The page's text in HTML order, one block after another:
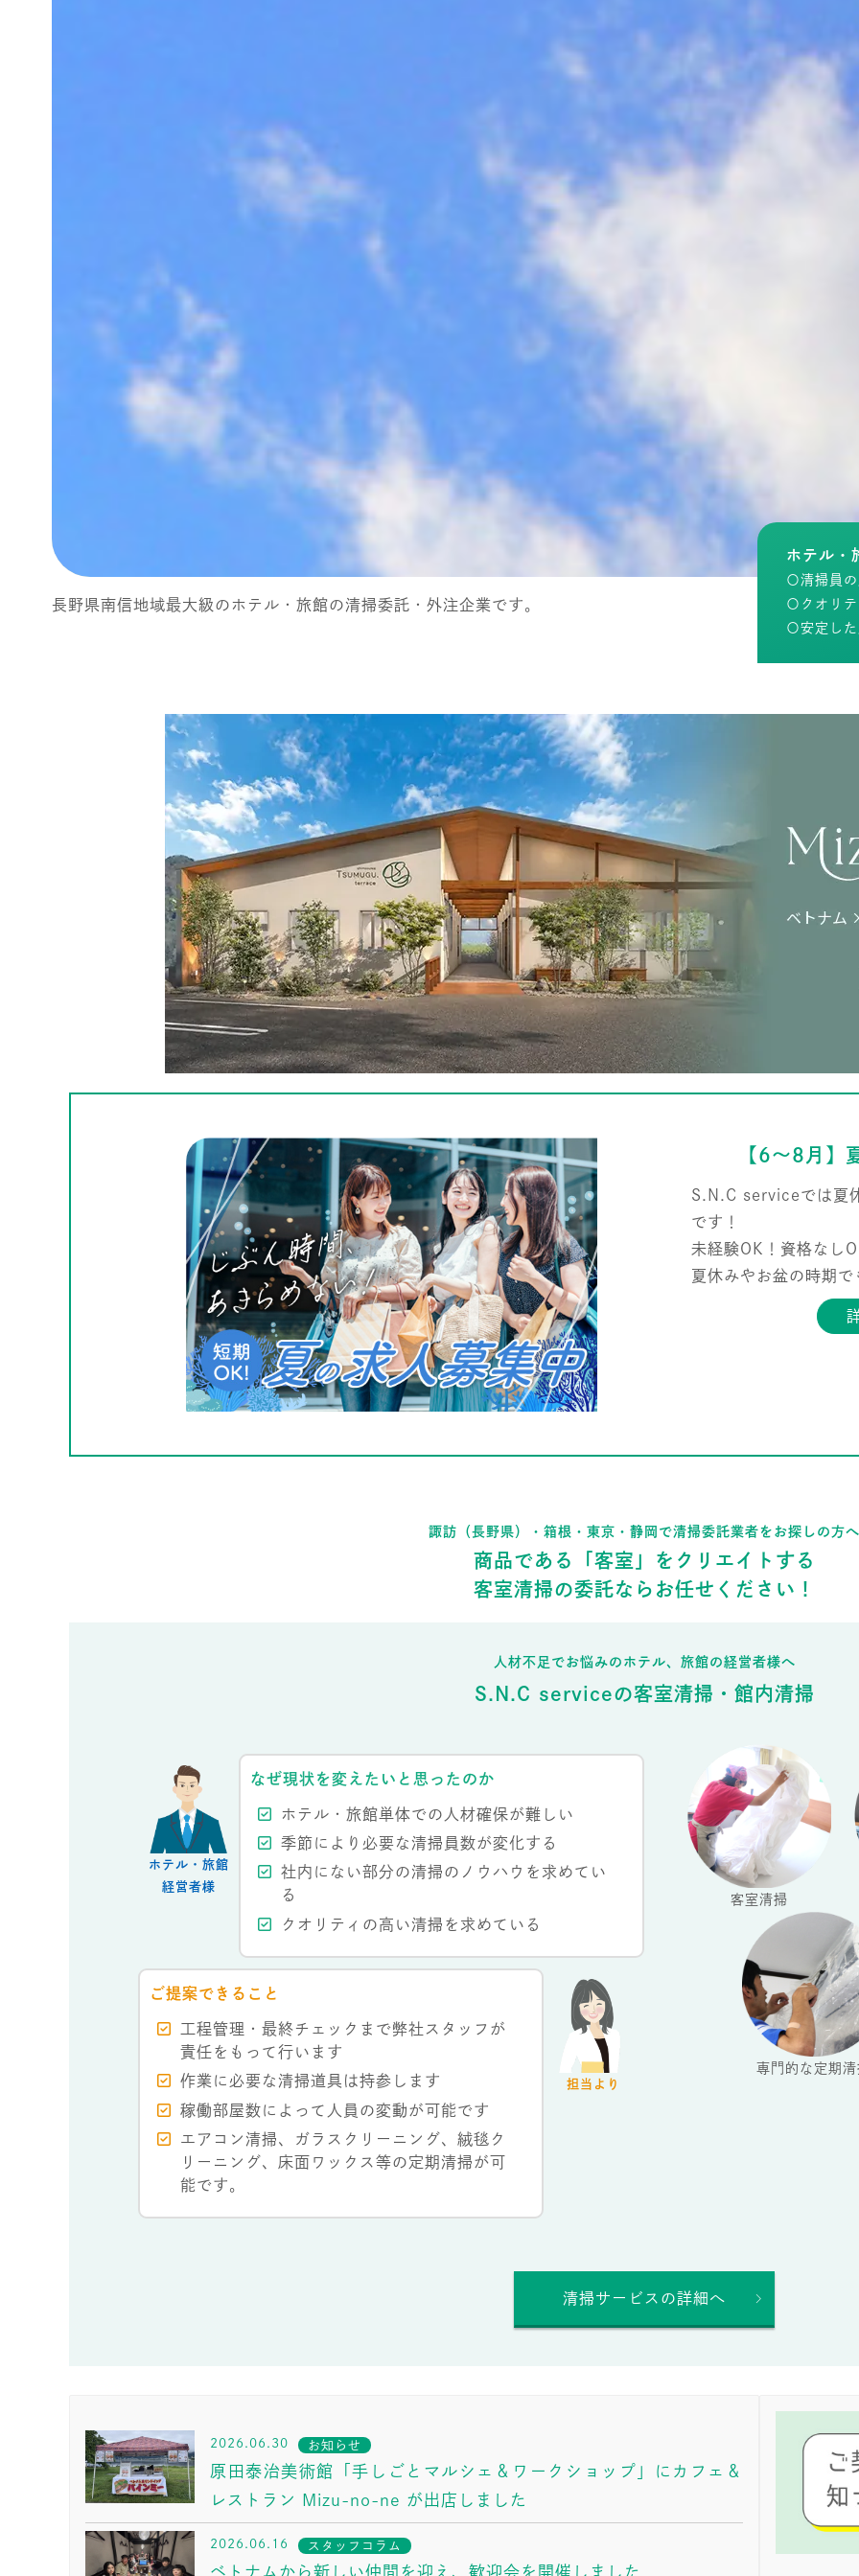
長野県南信地域最大級のホテル・旅館の清掃委託・外注企業です。
ホテル・
〇清掃員
〇クオリ
〇安定し
【6～8月】
S.N.C serviceでは夏
です！
未経験OK！資格なし
夏休みやお盆の時期
諏訪（長野県）・箱根・東京・静岡で清掃委託業者をお探しの方へ
商品である「客室」をクリエイトする
客室清掃の委託ならお任せください！
人材不足でお悩みのホテル、旅館の経営者様へ
S.N.C serviceの客室清掃・館内清掃
ホテル・旅館
経営者様
なぜ現状を変えたいと思ったのか
ホテル・旅館単体での人材確保が難しい
季節により必要な清掃員数が変化する
社内にない部分の清掃のノウハウを求めてい
る
クオリティの高い清掃を求めている
ご提案できること
工程管理・最終チェックまで弊社スタッフが
責任をもって行います
作業に必要な清掃道具は持参します
稼働部屋数によって人員の変動が可能です
エアコン清掃、ガラスクリーニング、絨毯ク
リーニング、床面ワックス等の定期清掃が可
能です。
担当より
客室清掃
専門的な定期清
清掃サービスの詳細へ
2026.06.30 お知らせ
原田泰治美術館「手しごとマルシェ＆ワークショップ」にカフェ＆
レストラン Mizu-no-ne が出店しました
2026.06.16 スタッフコラム
ベトナムから新しい仲間を迎え、歓迎会を開催しました